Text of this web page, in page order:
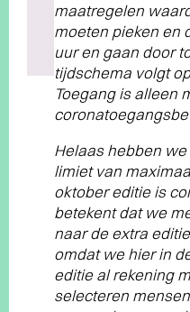
maatregelen
moeten pieken en
uur en gaan door
tijdschema volgt
Toegang is alleen
Helaas hebben
limiet van
oktober editie is
betekent dat we
naar de extra
omdat we hier in
editie al rekening
selecteren